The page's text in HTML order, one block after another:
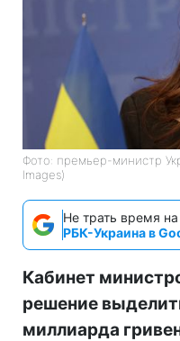
Фото: премьер-министр
Images)
Не трать время
РБК-Украина в
Кабинет
решение
миллиарда